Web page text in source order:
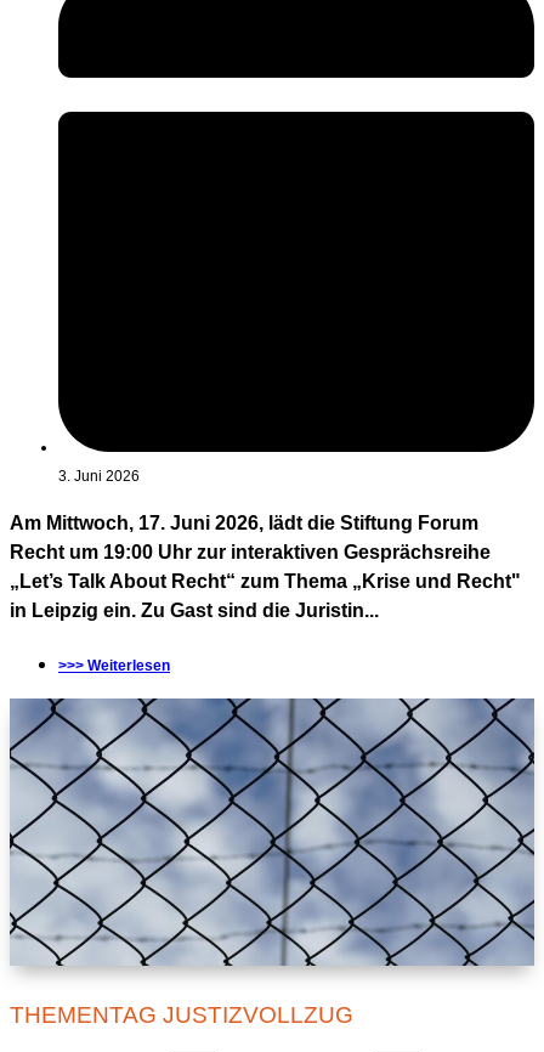
3. Juni 2026
Am Mittwoch, 17. Juni 2026, lädt die Stiftung Forum
Recht um 19:00 Uhr zur interaktiven Gesprächsreihe
„Let’s Talk About Recht“ zum Thema „Krise und Recht"
in Leipzig ein. Zu Gast sind die Juristin...
>>> Weiterlesen
THEMENTAG JUSTIZVOLLZUG